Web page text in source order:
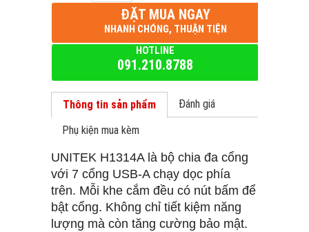
ĐẶT MUA NGAY
NHANH CHÓNG, THUẬN TIỆN
HOTLINE
091.210.8788
Thông tin sản phẩm
Đánh giá
Phụ kiện mua kèm
UNITEK H1314A là bộ chia đa cổng
với 7 cổng USB-A chạy dọc phía
trên. Mỗi khe cắm đều có nút bấm để
bật cổng. Không chỉ tiết kiệm năng
lượng mà còn tăng cường bảo mật.